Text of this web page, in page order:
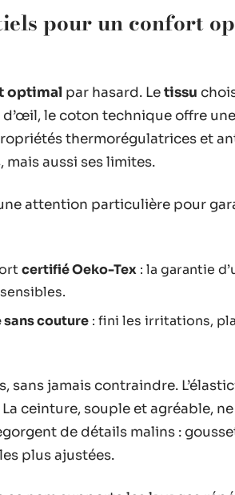
pour un confort
optimal par hasard. Letissu
le coton technique offre
thermorégulatrices et
aussi ses limites.
attention particulière pour
certifié Oeko-Tex : la garantie
couture : fini les irritations,
sans jamais contraindre.
ceinture, souple et agréable,
de détails malins :
plus ajustées.